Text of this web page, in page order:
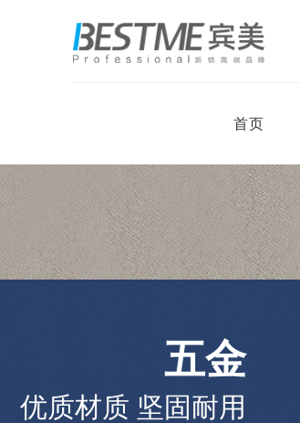
首页
五金
优质材质 坚固耐用